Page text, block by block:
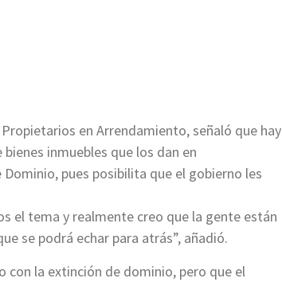
en Arrendamiento, señaló que hay
inmuebles que los dan en
pues posibilita que el gobierno les
el tema y realmente creo que la gente están
se podrá echar para atrás”, añadió.
con la extinción de dominio, pero que el